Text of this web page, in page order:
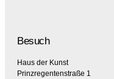
Besuch
Haus der Kunst
Prinzregentenstraße 1